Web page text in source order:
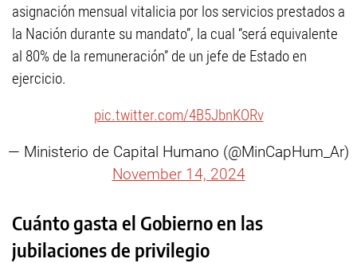
asignación mensual vitalicia por los servicios prestados a
la Nación durante su mandato”, la cual “será equivalente
al 80% de la remuneración” de un jefe de Estado en
ejercicio.
pic.twitter.com/4B5JbnKORv
— Ministerio de Capital Humano (@MinCapHum_Ar)
November 14, 2024
Cuánto gasta el Gobierno en las
jubilaciones de privilegio